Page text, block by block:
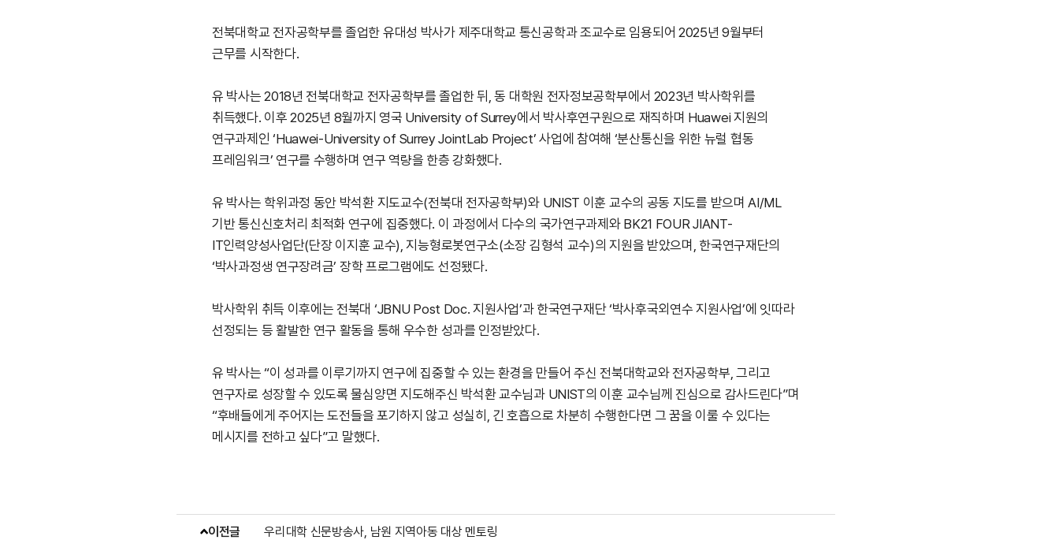
전북대학교 전자공학부를 졸업한 유대성 박사가 제주대학교 통신공학과 조교수로 임용되어 2025년 9월부터
근무를 시작한다.
유 박사는 2018년 전북대학교 전자공학부를 졸업한 뒤 ,동 대학원 전자정보공학부에서 2023년 박사학위를
취득했다. 이후2025년 8월까지 영국 University of Surrey에서 박사후연구원으로 재직하며 Huawei지원의
연구과제인 ‘Huawei-University of Surrey JointLab Project’사업에 참여해 ‘분산통신을 위한 뉴럴 협동
프레임워크’ 연구를 수행하며 연구 역량을 한층 강화했다.
유 박사는 학위과정 동안 박석환 지도교수(전북대 전자공학부)와 UNIST 이훈 교수의 공동 지도를 받으며 AI/ML
기반 통신신호처리 최적화 연구에 집중했다. 이 과정에서 다수의 국가연구과제와BK21 FOUR JIANT-
IT인력양성사업단(단장 이지훈 교수),지능형로봇연구소(소장 김형석 교수)의 지원을 받았으며 , 한국연구재단의
‘박사과정생 연구장려금’ 장학 프로그램에도 선정됐다.
박사학위 취득 이후에는 전북대 ‘JBNU Post Doc.지원사업’과 한국연구재단‘박사후국외연수 지원사업’에 잇따라
선정되는 등 활발한 연구 활동을 통해 우수한 성과를 인정받았다.
유 박사는 “이 성과를 이루기까지 연구에 집중할 수 있는 환경을 만들어 주신 전북대학교와 전자공학부, 그리고
연구자로 성장할 수 있도록 물심양면 지도해주신 박석환 교수님과 UNIST의 이훈 교수님께 진심으로 감사드린다”며
“후배들에게 주어지는 도전들을 포기하지 않고 성실히 , 긴 호흡으로 차분히 수행한다면 그 꿈을 이룰 수 있다는
메시지를 전하고 싶다”고 말했다.
이전글 우리대학 신문방송사, 남원 지역아동 대상 멘토링